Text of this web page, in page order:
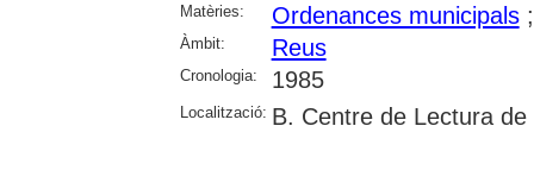
Matèries: Ordenances municipals
Àmbit: Reus
Cronologia: 1985
Localització: B. Centre de Lectura de